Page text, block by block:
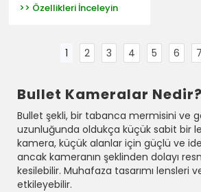
>> Özellikleri İnceleyin
1 2 3 4 5 6 7
Bullet Kameralar Nedir?
Bullet şekli, bir tabanca mermisini ve
uzunluğunda oldukça küçük sabit bir
kamera, küçük alanlar için güçlü ve
ancak kameranın şeklinden dolayı
kesilebilir. Muhafaza tasarımı lensleri
etkileyebilir.